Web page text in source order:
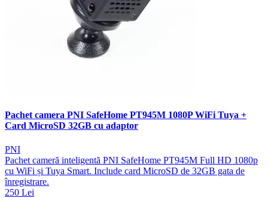
Pachet camera PNI SafeHome PT945M 1080P WiFi Tuya +
Card MicroSD 32GB cu adaptor
PNI
Pachet cameră inteligentă PNI SafeHome PT945M Full HD 1080p
cu WiFi și Tuya Smart. Include card MicroSD de 32GB gata de
înregistrare.
250 Lei